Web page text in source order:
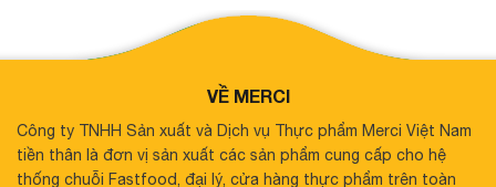
VỀ MERCI
Công ty TNHH Sản xuất và Dịch vụ Thực phẩm Merci Việt Nam
tiền thân là đơn vị sản xuất các sản phẩm cung cấp cho hệ
thống chuỗi Fastfood, đại lý, cửa hàng thực phẩm trên toàn